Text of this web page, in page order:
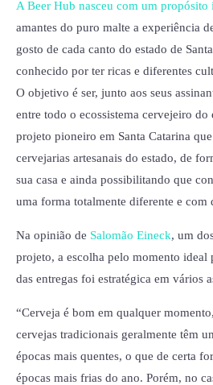
A Beer Hub nasceu com um propósito
amantes do puro malte a experiência
gosto de cada canto do estado de
conhecido por ter ricas e diferentes
O objetivo é ser, junto aos seus
entre todo o ecossistema cervejeiro do
projeto pioneiro em Santa Catarina
cervejarias artesanais do estado, de
sua casa e ainda possibilitando que
uma forma totalmente diferente e com
Na opinião de Salomão Eineck, um
projeto, a escolha pelo momento ideal
das entregas foi estratégica em vários
“Cerveja é bom em qualquer
cervejas tradicionais geralmente têm
épocas mais quentes, o que de certa
épocas mais frias do ano. Porém, no